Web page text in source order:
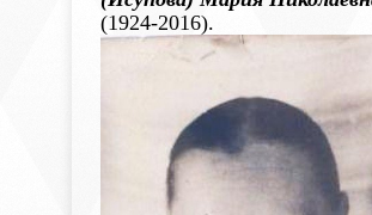
(1924-2016).